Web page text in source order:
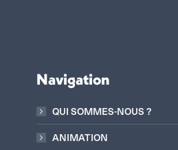
Navigation
QUI SOMMES-NOUS ?
ANIMATION